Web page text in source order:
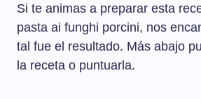
Si te animas a preparar esta
pasta ai funghi porcini, nos
tal fue el resultado. Más abajo
la receta o puntuarla.